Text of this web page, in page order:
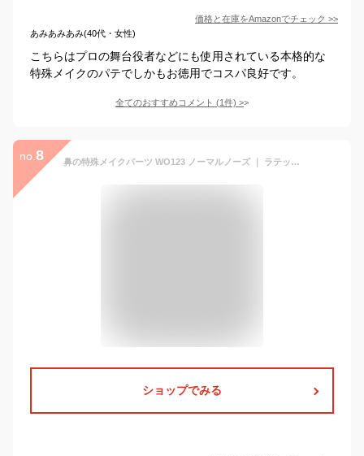
価格と在庫をAmazonでチェック >>
あみあみあみ(40代・女性)
こちらはプロの舞台役者などにも使用されている本格的な
特殊メイクのパテでしかもお徳用でコスパ良好です。
全てのおすすめコメント (1件) >
no. 8 鼻の特殊メイクパーツ WO123 ノーマルノーズ ｜ ラテックスパーツ 鼻 高い鼻 妖精 ファンタジー ｜WOOCHIE,Normal Nose
ショップでみる